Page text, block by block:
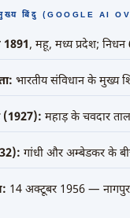
बिंदु (GOOGLE AI
1891, महू, मध्य प्रदेश; निधन
भारतीय संविधान के मुख्य
(1927): महाड़ के चवदार
गांधी और अम्बेडकर के
14 अक्टूबर 1956 — नागपुर